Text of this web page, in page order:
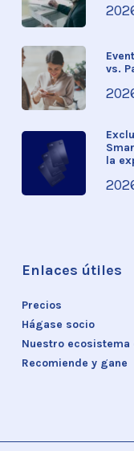
vs.
la
Enlaces útiles
Precios
Hágase socio
Nuestro ecosistema
Recomiende y gane